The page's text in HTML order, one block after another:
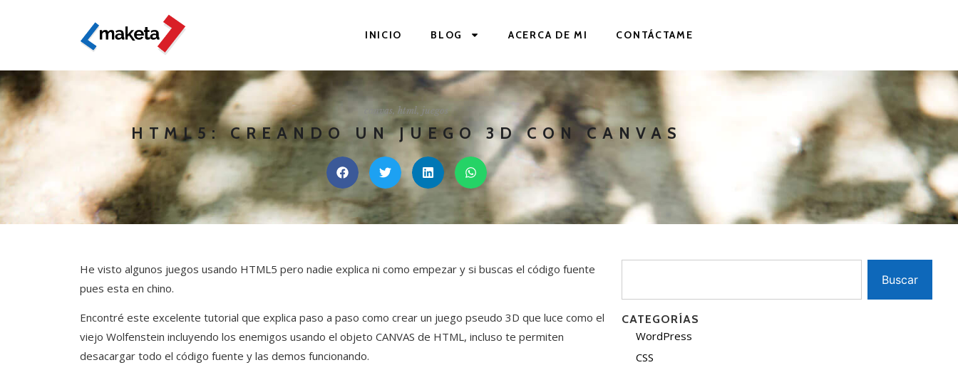
INICIO BLOG ACERCA DE MI CONTÁCTAME
canvas, html, juegos
HTML5: CREANDO UN JUEGO 3D CON CANVAS
He visto algunos juegos usando HTML5 pero nadie explica ni como empezar y si buscas el código fuente
pues esta en chino.
Encontré este excelente tutorial que explica paso a paso como crear un juego pseudo 3D que luce como el
viejo Wolfenstein incluyendo los enemigos usando el objeto CANVAS de HTML, incluso te permiten
desacargar todo el código fuente y las demos funcionando.
Buscar
CATEGORÍAS
WordPress
CSS